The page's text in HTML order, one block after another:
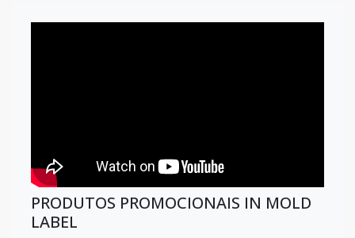
PRODUTOS PROMOCIONAIS IN MOLD
LABEL